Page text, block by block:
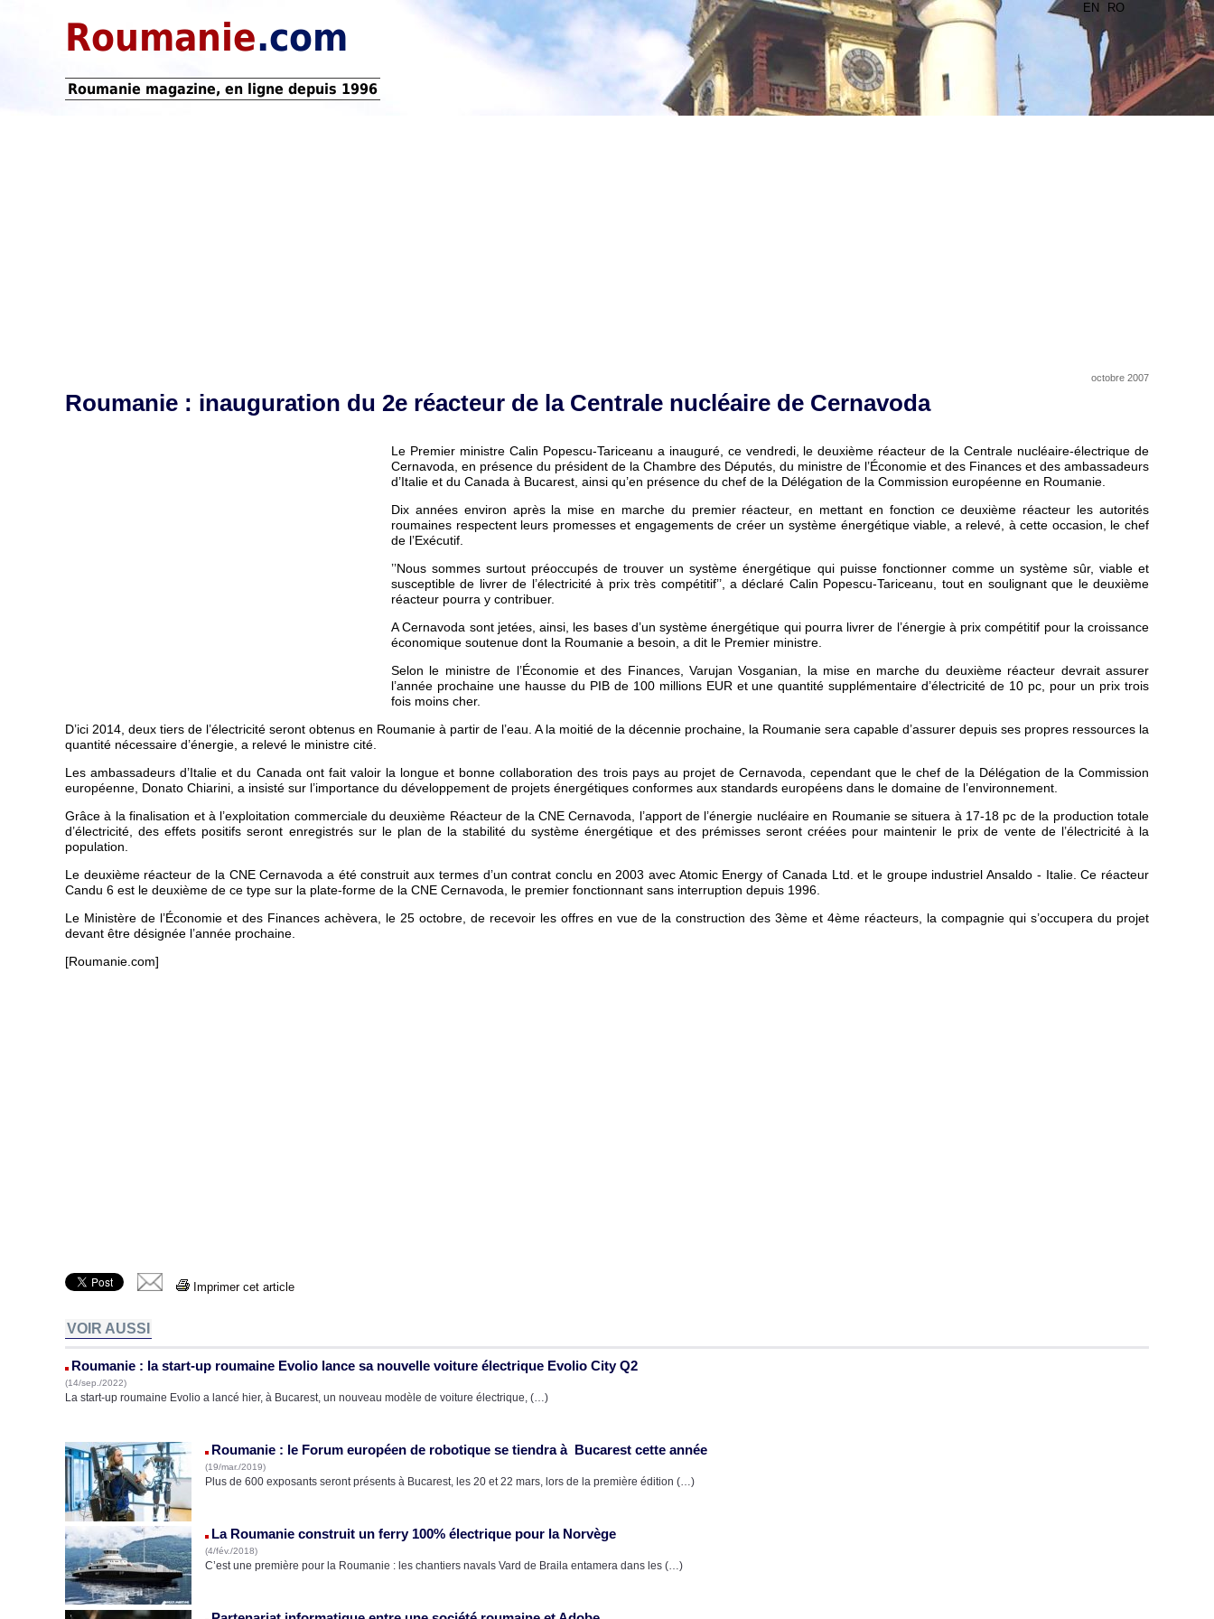
EN RO
Roumanie.com
Roumanie magazine, en ligne depuis 1996
octobre 2007
Roumanie : inauguration du 2e réacteur de la Centrale nucléaire de Cernavoda
Le Premier ministre Calin Popescu-Tariceanu a inauguré, ce vendredi, le deuxième réacteur de la Centrale nucléaire-électrique de
Cernavoda, en présence du président de la Chambre des Députés, du ministre de l’Économie et des Finances et des ambassadeurs
d’Italie et du Canada à Bucarest, ainsi qu’en présence du chef de la Délégation de la Commission européenne en Roumanie.
Dix années environ après la mise en marche du premier réacteur, en mettant en fonction ce deuxième réacteur les autorités
roumaines respectent leurs promesses et engagements de créer un système énergétique viable, a relevé, à cette occasion, le chef
de l’Exécutif.
’’Nous sommes surtout préoccupés de trouver un système énergétique qui puisse fonctionner comme un système sûr, viable et
susceptible de livrer de l’électricité à prix très compétitif’’, a déclaré Calin Popescu-Tariceanu, tout en soulignant que le deuxième
réacteur pourra y contribuer.
A Cernavoda sont jetées, ainsi, les bases d’un système énergétique qui pourra livrer de l’énergie à prix compétitif pour la croissance
économique soutenue dont la Roumanie a besoin, a dit le Premier ministre.
Selon le ministre de l’Économie et des Finances, Varujan Vosganian, la mise en marche du deuxième réacteur devrait assurer
l’année prochaine une hausse du PIB de 100 millions EUR et une quantité supplémentaire d’électricité de 10 pc, pour un prix trois
fois moins cher.
D’ici 2014, deux tiers de l’électricité seront obtenus en Roumanie à partir de l’eau. A la moitié de la décennie prochaine, la Roumanie sera capable d’assurer depuis ses propres ressources la
quantité nécessaire d’énergie, a relevé le ministre cité.
Les ambassadeurs d’Italie et du Canada ont fait valoir la longue et bonne collaboration des trois pays au projet de Cernavoda, cependant que le chef de la Délégation de la Commission
européenne, Donato Chiarini, a insisté sur l’importance du développement de projets énergétiques conformes aux standards européens dans le domaine de l’environnement.
Grâce à la finalisation et à l’exploitation commerciale du deuxième Réacteur de la CNE Cernavoda, l’apport de l’énergie nucléaire en Roumanie se situera à 17-18 pc de la production totale
d’électricité, des effets positifs seront enregistrés sur le plan de la stabilité du système énergétique et des prémisses seront créées pour maintenir le prix de vente de l’électricité à la
population.
Le deuxième réacteur de la CNE Cernavoda a été construit aux termes d’un contrat conclu en 2003 avec Atomic Energy of Canada Ltd. et le groupe industriel Ansaldo - Italie. Ce réacteur
Candu 6 est le deuxième de ce type sur la plate-forme de la CNE Cernavoda, le premier fonctionnant sans interruption depuis 1996.
Le Ministère de l’Économie et des Finances achèvera, le 25 octobre, de recevoir les offres en vue de la construction des 3ème et 4ème réacteurs, la compagnie qui s’occupera du projet
devant être désignée l’année prochaine.
[Roumanie.com]
Imprimer cet article
VOIR AUSSI
Roumanie : la start-up roumaine Evolio lance sa nouvelle voiture électrique Evolio City Q2
(14/sep./2022)
La start-up roumaine Evolio a lancé hier, à Bucarest, un nouveau modèle de voiture électrique, (…)
Roumanie : le Forum européen de robotique se tiendra à Bucarest cette année
(19/mar./2019)
Plus de 600 exposants seront présents à Bucarest, les 20 et 22 mars, lors de la première édition (…)
La Roumanie construit un ferry 100% électrique pour la Norvège
(4/fév./2018)
C’est une première pour la Roumanie : les chantiers navals Vard de Braila entamera dans les (…)